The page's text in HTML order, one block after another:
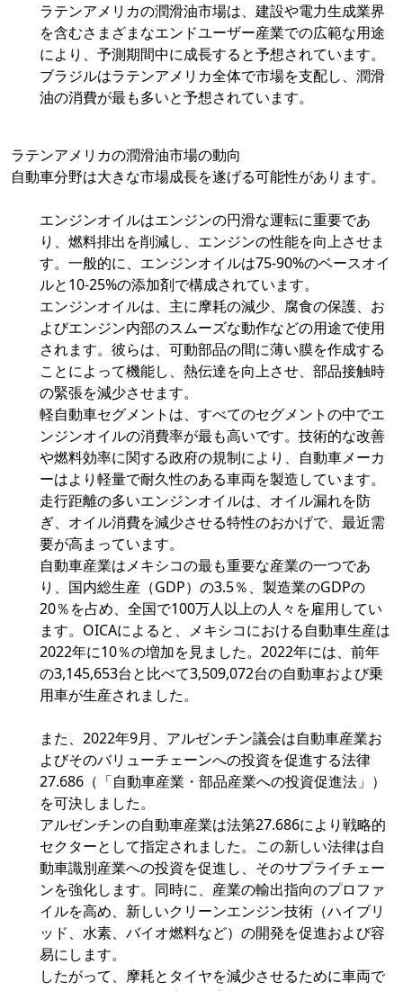
ラテンアメリカの潤滑油市場は、建設や電力生成業界
を含むさまざまなエンドユーザー産業での広範な用途
により、予測期間中に成長すると予想されています。
ブラジルはラテンアメリカ全体で市場を支配し、潤滑
油の消費が最も多いと予想されています。
ラテンアメリカの潤滑油市場の動向
自動車分野は大きな市場成長を遂げる可能性があります。
エンジンオイルはエンジンの円滑な運転に重要であ
り、燃料排出を削減し、エンジンの性能を向上させま
す。一般的に、エンジンオイルは75-90%のベースオイ
ルと10-25%の添加剤で構成されています。
エンジンオイルは、主に摩耗の減少、腐食の保護、お
よびエンジン内部のスムーズな動作などの用途で使用
されます。彼らは、可動部品の間に薄い膜を作成する
ことによって機能し、熱伝達を向上させ、部品接触時
の緊張を減少させます。
軽自動車セグメントは、すべてのセグメントの中でエ
ンジンオイルの消費率が最も高いです。技術的な改善
や燃料効率に関する政府の規制により、自動車メーカ
ーはより軽量で耐久性のある車両を製造しています。
走行距離の多いエンジンオイルは、オイル漏れを防
ぎ、オイル消費を減少させる特性のおかげで、最近需
要が高まっています。
自動車産業はメキシコの最も重要な産業の一つであ
り、国内総生産（GDP）の3.5％、製造業のGDPの
20％を占め、全国で100万人以上の人々を雇用してい
ます。OICAによると、メキシコにおける自動車生産は
2022年に10％の増加を見ました。2022年には、前年
の3,145,653台と比べて3,509,072台の自動車および乗
用車が生産されました。
また、2022年9月、アルゼンチン議会は自動車産業お
よびそのバリューチェーンへの投資を促進する法律
27.686（「自動車産業・部品産業への投資促進法」）
を可決しました。
アルゼンチンの自動車産業は法第27.686により戦略的
セクターとして指定されました。この新しい法律は自
動車識別産業への投資を促進し、そのサプライチェー
ンを強化します。同時に、産業の輸出指向のプロファ
イルを高め、新しいクリーンエンジン技術（ハイブリ
ッド、水素、バイオ燃料など）の開発を促進および容
易にします。
したがって、摩耗とタイヤを減少させるために車両で